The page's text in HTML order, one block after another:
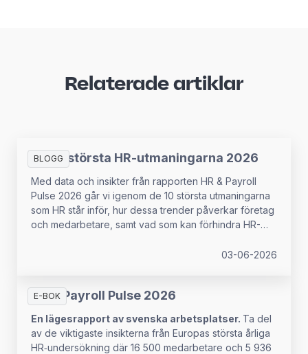
Relaterade artiklar
BLOGG
De 10 största HR-utmaningarna 2026
Med data och insikter från rapporten HR & Payroll
Pulse 2026 går vi igenom de 10 största utmaningarna
som HR står inför, hur dessa trender påverkar företag
och medarbetare, samt vad som kan förhindra HR-
03-06-2026
E-BOK
HR & Payroll Pulse 2026
En lägesrapport av svenska arbetsplatser. Ta del
av de viktigaste insikterna från Europas största årliga
HR‑undersökning där 16 500 medarbetare och 5 936